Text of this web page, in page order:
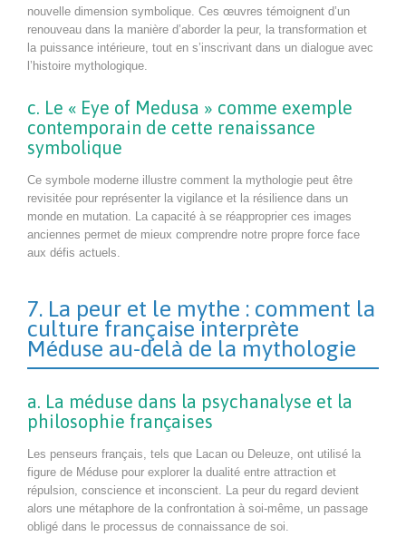
nouvelle dimension symbolique. Ces œuvres témoignent d’un
renouveau dans la manière d’aborder la peur, la transformation et
la puissance intérieure, tout en s’inscrivant dans un dialogue avec
l’histoire mythologique.
c. Le « Eye of Medusa » comme exemple
contemporain de cette renaissance
symbolique
Ce symbole moderne illustre comment la mythologie peut être
revisitée pour représenter la vigilance et la résilience dans un
monde en mutation. La capacité à se réapproprier ces images
anciennes permet de mieux comprendre notre propre force face
aux défis actuels.
7. La peur et le mythe : comment la
culture française interprète
Méduse au-delà de la mythologie
a. La méduse dans la psychanalyse et la
philosophie françaises
Les penseurs français, tels que Lacan ou Deleuze, ont utilisé la
figure de Méduse pour explorer la dualité entre attraction et
répulsion, conscience et inconscient. La peur du regard devient
alors une métaphore de la confrontation à soi-même, un passage
obligé dans le processus de connaissance de soi.